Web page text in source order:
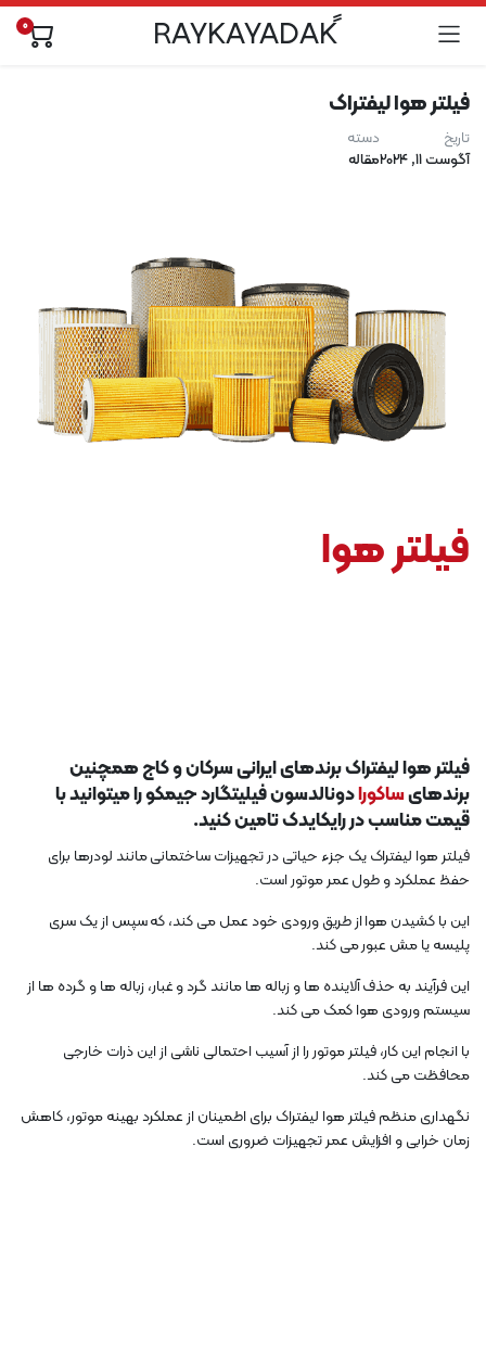
ًRAYKAYADAK 0
فیلتر هوا لیفتراک
تاریخ
آگوست 11, 2024
دسته
مقاله
فیلتر هوا
فیلتر هوا لیفتراک برندهای ایرانی سرکان و کاج همچنین
برندهایساکورادونالدسون فیلیتگارد جیمکو را میتوانید با
قیمت مناسب در رایکایدک تامین کنید.
فیلتر هوا لیفتراک یک جزء حیاتی در تجهیزات ساختمانی مانند لودرها برای
حفظ عملکرد و طول عمر موتور است.
این با کشیدن هوا از طریق ورودی خود عمل می کند، که سپس از یک سری
پلیسه یا مش عبور می کند.
این فرآیند به حذف آلاینده ها و زباله ها مانند گرد و غبار، زباله ها و گرده ها از
سیستم ورودی هوا کمک می کند.
با انجام این کار، فیلتر موتور را از آسیب احتمالی ناشی از این ذرات خارجی
محافظت می کند.
نگهداری منظم فیلتر هوا لیفتراک برای اطمینان از عملکرد بهینه موتور، کاهش
زمان خرابی و افزایش عمر تجهیزات ضروری است.